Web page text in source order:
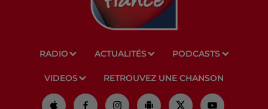
RADIO ACTUALITÉS PODCASTS
VIDEOS RETROUVEZ UNE CHANSON